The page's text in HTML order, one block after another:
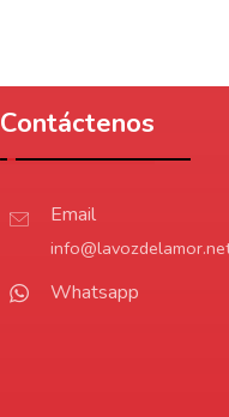
Contáctenos
Email
Whatsapp